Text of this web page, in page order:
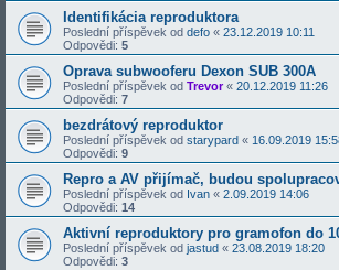
Identifikácia reproduktora
Poslední příspěvek od defo « 23.12.2019 10:11
Odpovědi: 5
Oprava subwooferu Dexon SUB 300A
Poslední příspěvek od Trevor« 20.12.2019 11:26
Odpovědi: 7
bezdrátový reproduktor
Poslední příspěvek od starypard « 16.09.2019
Odpovědi: 9
Repro a AV přijímač, budou
Poslední příspěvek od Ivan « 2.09.2019 14:06
Odpovědi: 14
Aktivní reproduktory pro gramofon do
Poslední příspěvek od jastud « 23.08.2019 18:20
Odpovědi: 3